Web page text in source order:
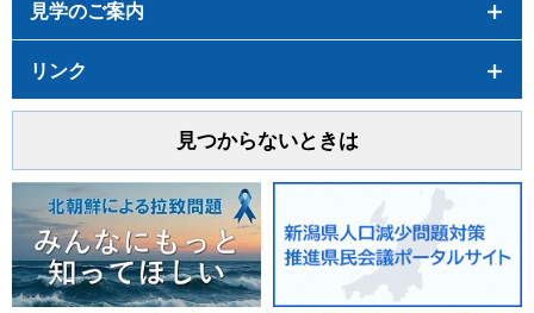
見学のご案内
リンク
見つからないときは